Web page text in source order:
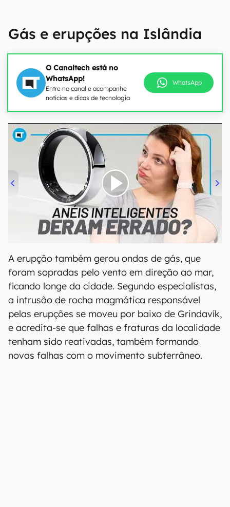
Gás e erupções na Islândia
O Canaltech está no
WhatsApp!
Entre no canal e acompanhe
notícias e dicas de tecnologia
WhatsApp
00:00/21:11
A erupção também gerou ondas de gás, que
foram sopradas pelo vento em direção ao mar,
ficando longe da cidade. Segundo especialistas,
a intrusão de rocha magmática responsável
pelas erupções se moveu por baixo de Grindavík,
e acredita-se que falhas e fraturas da localidade
tenham sido reativadas, também formando
novas falhas com o movimento subterrâneo.